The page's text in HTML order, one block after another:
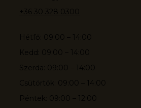
+36 30 328 0300
Hétfő: 09:00 – 14:00
Kedd: 09:00 – 14:00
Szerda: 09:00 – 14:00
Csütörtök: 09:00 – 14:00
Péntek: 09:00 – 12:00